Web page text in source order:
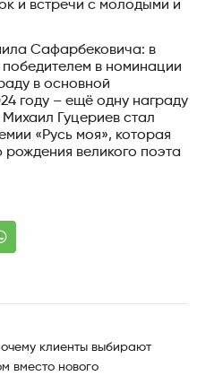
и встречи с молодыми и
Сафарбековича: в
победителем в номинации
в основной
году – ещё одну награду
Гуцериев стал
«Русь моя», которая
великого поэта
клиенты выбирают
вместо нового